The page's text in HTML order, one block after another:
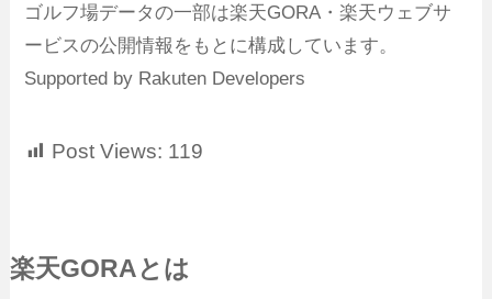
ゴルフ場データの一部は楽天GORA・楽天ウェブサ
ービスの公開情報をもとに構成しています。
Supported by Rakuten Developers
Post Views: 119
楽天GORAとは